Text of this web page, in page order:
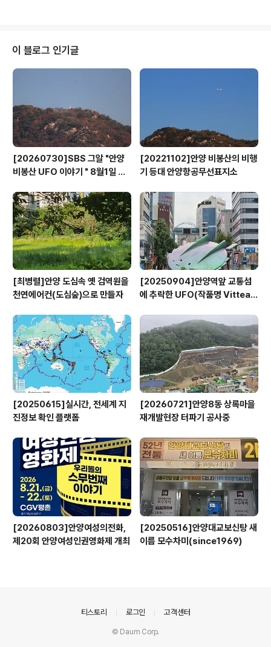
불과한 아담한 동네 가게인데 최근 입소문을 듣고 찾아오
는 손님들의 발길이 끊이질 않네요. 가게에 들어서니 인상
좋은 중년 아주머니가 주방을 반백의 나이 지긋하신 아저
소박하고 정감어린 비주얼..
이 블로그 인기글
[20260730]SBS 그알 "안양
비봉산 UFO 이야기 " 8월1일 방
[20221102]안양 비봉산의 비행
기 등대 안양항공무선표지소
[최병렬]안양 도심속 옛 검역원을
천연에어컨(도심숲)으로 만들자
[20250904]안양역앞 교통섬
에 추락한 UFO(작품명 Vitteau
[20250615]실시간, 전세계 지
진정보 확인 플랫폼
[20260721]안양8동 상록마을
재개발현장 터파기 공사중
[20260803]안양여성의전화,
제20회 안양여성인권영화제 개최
[20250516]안양대교보신탕 새
이름 모수차미(since1969)
티스토리 로그인 고객센터
© Daum Corp.